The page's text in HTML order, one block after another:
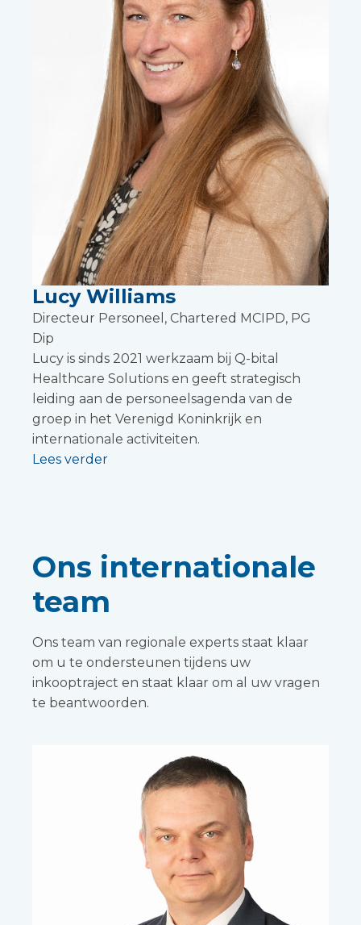
Lucy Williams
Directeur Personeel, Chartered MCIPD, PG
Dip
Lucy is sinds 2021 werkzaam bij Q-bital
Healthcare Solutions en geeft strategisch
leiding aan de personeelsagenda van de
groep in het Verenigd Koninkrijk en
internationale activiteiten.
Lees verder
Ons internationale
team
Ons team van regionale experts staat klaar
om u te ondersteunen tijdens uw
inkooptraject en staat klaar om al uw vragen
te beantwoorden.